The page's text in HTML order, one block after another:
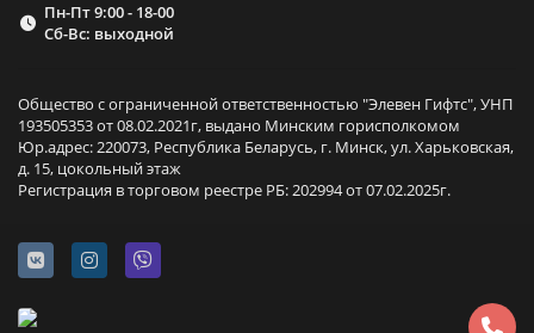
Пн-Пт 9:00 - 18-00
Сб-Вс: выходной
Общество с ограниченной ответственностью "Элевен Гифтс", УНП
193505353 от 08.02.2021г, выдано Минским горисполкомом
Юр.адрес: 220073, Республика Беларусь, г. Минск, ул. Харьковская,
д. 15, цокольный этаж
Регистрация в торговом реестре РБ: 202994 от 07.02.2025г.